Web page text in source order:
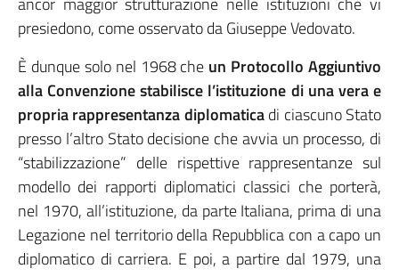
presiedono, come osservato da Giuseppe Vedovato.
È dunque solo nel 1968 che un Protocollo Aggiuntivo
alla Convenzione stabilisce l’istituzione di una vera e
propria rappresentanza diplomaticadi ciascuno Stato
presso l’altro Stato decisione che avvia un processo, di
“stabilizzazione” delle rispettive rappresentanze sul
modello dei rapporti diplomatici classici che porterà,
nel 1970, all’istituzione, da parte Italiana, prima di una
Legazione nel territorio della Repubblica con a capo un
diplomatico di carriera. E poi, a partire dal 1979, una